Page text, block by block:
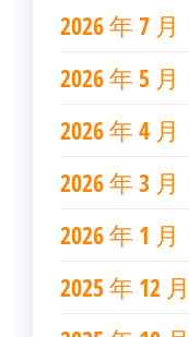
2026 年 7 月
2026 年 5 月
2026 年 4 月
2026 年 3 月
2026 年 1 月
2025 年 12 月